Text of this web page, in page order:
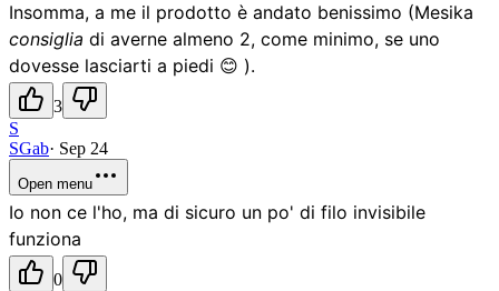
Insomma, a me il prodotto è andato benissimo (Mesika
consiglia di averne almeno 2, come minimo, se uno
dovesse lasciarti a piedi 😊 ).
3
S
SGab· Sep 24
Open menu
Io non ce l'ho, ma di sicuro un po' di filo invisibile
funziona
0